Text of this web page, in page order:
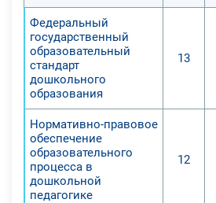
воспитанников,
творческой
- содержание
методику и
Федеральный
государственный
образовательный
стандарт
дошкольного
образования
13
Нормативно-правовое
обеспечение
образовательного
процесса в
дошкольной
педагогике
12